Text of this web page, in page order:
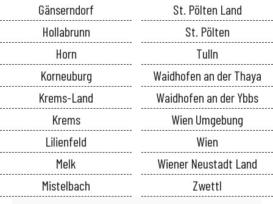
Gänserndorf
Hollabrunn
Horn
Korneuburg
Krems-Land
Krems
Lilienfeld
Melk
Mistelbach
St. Pölten Land
St. Pölten
Tulln
Waidhofen an der Thaya
Waidhofen an der Ybbs
Wien Umgebung
Wien
Wiener Neustadt Land
Zwettl